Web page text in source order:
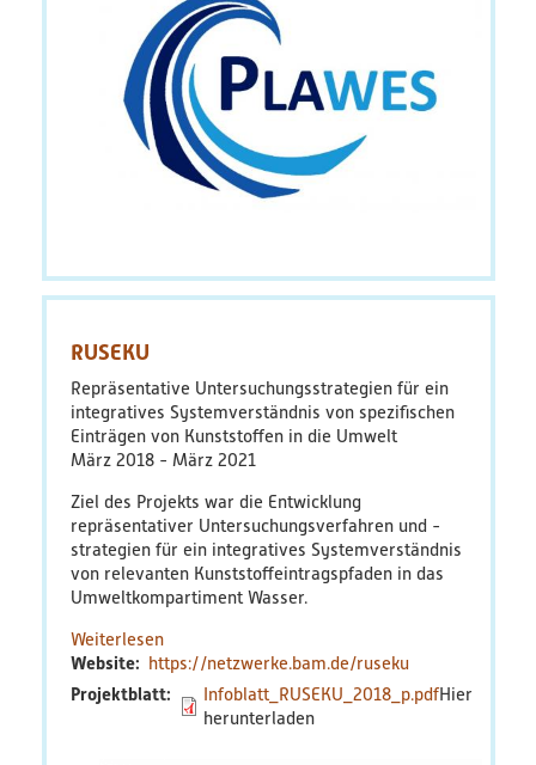
Video & Audio
Webinare
RUSEKU
Repräsentative Untersuchungsstrategien für ein
integratives Systemverständnis von spezifischen
Einträgen von Kunststoffen in die Umwelt
März 2018
März 2021
Ziel des Projekts war die Entwicklung
repräsentativer Untersuchungsverfahren und -
strategien für ein integratives Systemverständnis
von relevanten Kunststoffeintragspfaden in das
Umweltkompartiment Wasser.
Weiterlesenüber
RUSEKU
Website
https://netzwerke.bam.de/ruseku
Projektblatt
Infoblatt_RUSEKU_2018_p.pdf